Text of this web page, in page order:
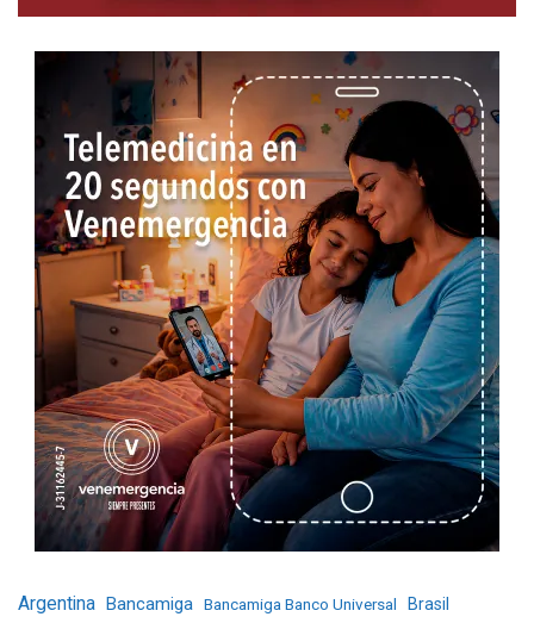
Argentina Bancamiga Bancamiga Banco Universal Brasil